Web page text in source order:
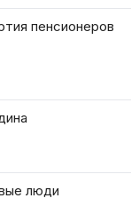
пенсионеров
люди